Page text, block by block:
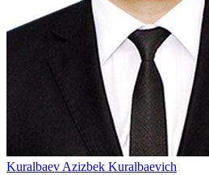
Kuralbaev Azizbek Kuralbaevich